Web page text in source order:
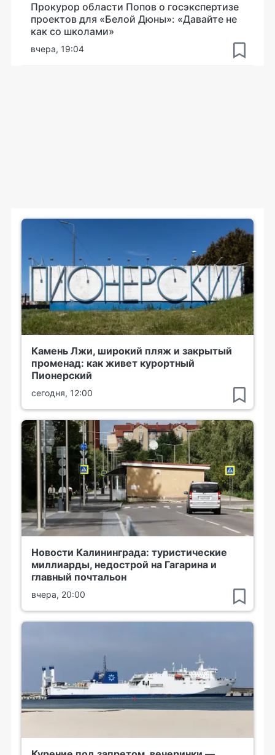
Прокурор области Попов о госэкспертизе
проектов для «Белой Дюны»: «Давайте не
как со школами»
вчера, 19:04
Камень Лжи, широкий пляж и закрытый
променад: как живет курортный
Пионерский
сегодня, 12:00
Новости Калининграда: туристические
миллиарды, недострой на Гагарина и
главный почтальон
вчера, 20:00